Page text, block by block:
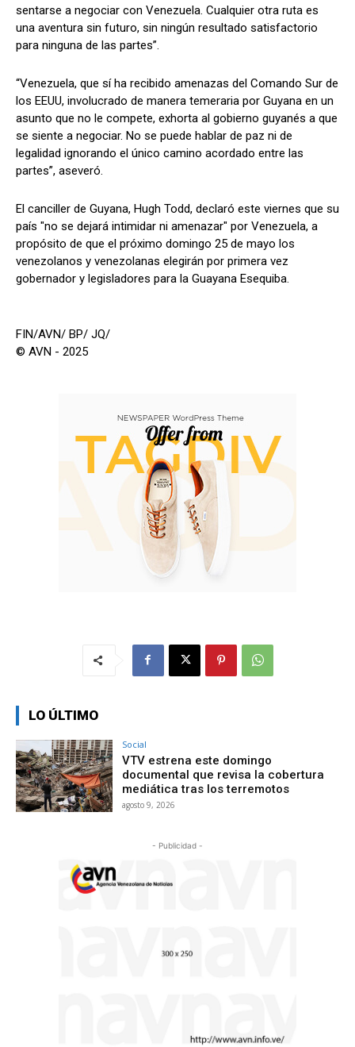
sentarse a negociar con Venezuela. Cualquier otra ruta es
una aventura sin futuro, sin ningún resultado satisfactorio
para ninguna de las partes”.
“Venezuela, que sí ha recibido amenazas del Comando Sur de
los EEUU, involucrado de manera temeraria por Guyana en un
asunto que no le compete, exhorta al gobierno guyanés a que
se siente a negociar. No se puede hablar de paz ni de
legalidad ignorando el único camino acordado entre las
partes”, aseveró.
El canciller de Guyana, Hugh Todd, declaró este viernes que su
país "no se dejará intimidar ni amenazar" por Venezuela, a
propósito de que el próximo domingo 25 de mayo los
venezolanos y venezolanas elegirán por primera vez
gobernador y legisladores para la Guayana Esequiba.
FIN/AVN/ BP/ JQ/
© AVN - 2025
LO ÚLTIMO
Social
VTV estrena este domingo
documental que revisa la cobertura
mediática tras los terremotos
agosto 9, 2026
- Publicidad -